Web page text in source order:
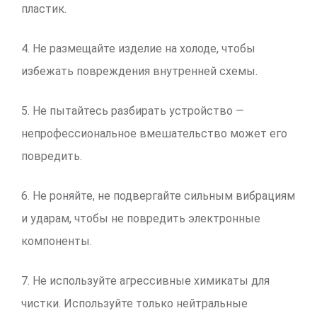
пластик.
4. Не размещайте изделие на холоде, чтобы
избежать повреждения внутренней схемы.
5. Не пытайтесь разбирать устройство —
непрофессиональное вмешательство может его
повредить.
6. Не роняйте, не подвергайте сильным вибрациям
и ударам, чтобы не повредить электронные
компоненты.
7. Не используйте агрессивные химикаты для
чистки. Используйте только нейтральные